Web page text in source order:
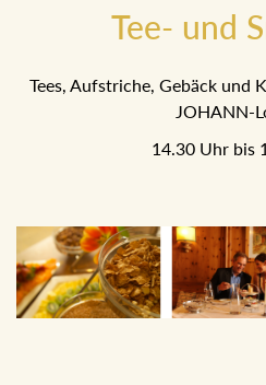
Tee- und
Tees, Aufstriche, Gebäck und
JOHANN-
14.30 Uhr bis